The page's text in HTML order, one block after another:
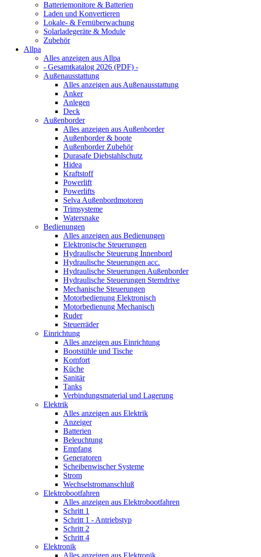
Batteriemonitore & Batterien
Laden und Konvertieren
Lokale- & Fernüberwachung
Solarladegeräte & Module
Zubehör
Allpa
Alles anzeigen aus Allpa
- Gesamtkatalog 2026 (PDF) -
Außenausstattung
Alles anzeigen aus Außenausstattung
Anker
Anlegen
Deck
Außenborder
Alles anzeigen aus Außenborder
Außenborder & boote
Außenborder Zubehör
Durasafe Diebstahlschutz
Hidea
Kraftstoff
Powerlift
Powerlifts
Selva Außenbordmotoren
Trimsysteme
Watersnake
Bedienungen
Alles anzeigen aus Bedienungen
Elektronische Steuerungen
Hydraulische Steuerung Innenbord
Hydraulische Steuerungen acc.
Hydraulische Steuerungen Außenborder
Hydraulische Steuerungen Sterndrive
Mechanische Steuerungen
Motorbedienung Elektronisch
Motorbedienung Mechanisch
Ruder
Steuerräder
Einrichtung
Alles anzeigen aus Einrichtung
Bootstühle und Tische
Komfort
Küche
Sanitär
Tanks
Verbindungsmaterial und Lagerung
Elektrik
Alles anzeigen aus Elektrik
Anzeiger
Batterien
Beleuchtung
Empfang
Generatoren
Scheibenwischer Systeme
Strom
Wechselstromanschluß
Elektrobootfahren
Alles anzeigen aus Elektrobootfahren
Schritt 1
Schritt 1 - Antriebstyp
Schritt 2
Schritt 4
Elektronik
Alles anzeigen aus Elektronik